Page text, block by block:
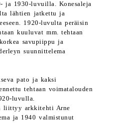
ja 1930-luvuilla. Konesaleja
lähtien jatkettu ja
1920-luvulta peräisin
kuuluvat mm. tehtaan
savupiippu ja
suunnittelema
pato ja kaksi
tehtaan voimatalouden
luvulla.
liittyy arkkitehti Arne
ja 1940 valmistunut